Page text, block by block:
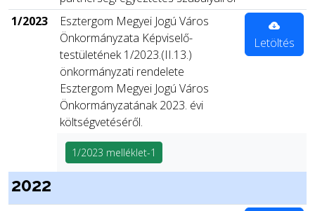
1/2023
Esztergom Megyei Jogú Város
Önkormányzata Képviselő-
testületének 1/2023.(II.13.)
önkormányzati rendelete
Esztergom Megyei Jogú Város
Önkormányzatának 2023. évi
költségvetéséről.
Letöltés
1/2023 melléklet-1
2022